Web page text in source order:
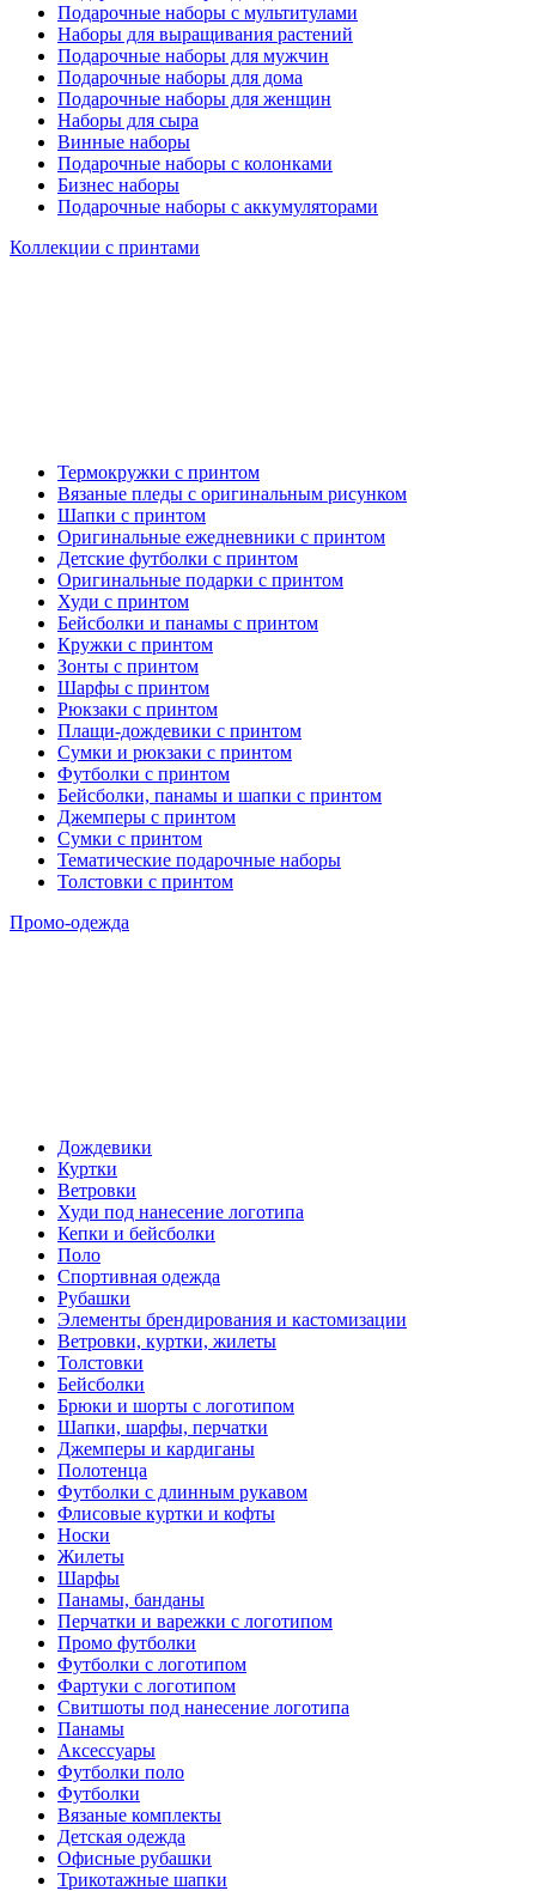
Подарочные наборы с мультитулами
Наборы для выращивания растений
Подарочные наборы для мужчин
Подарочные наборы для дома
Подарочные наборы для женщин
Наборы для сыра
Винные наборы
Подарочные наборы с колонками
Бизнес наборы
Подарочные наборы с аккумуляторами
Коллекции с принтами
Термокружки с принтом
Вязаные пледы с оригинальным рисунком
Шапки с принтом
Оригинальные ежедневники с принтом
Детские футболки с принтом
Оригинальные подарки с принтом
Худи с принтом
Бейсболки и панамы с принтом
Кружки с принтом
Зонты с принтом
Шарфы с принтом
Рюкзаки с принтом
Плащи-дождевики с принтом
Сумки и рюкзаки с принтом
Футболки с принтом
Бейсболки, панамы и шапки с принтом
Джемперы с принтом
Сумки с принтом
Тематические подарочные наборы
Толстовки с принтом
Промо-одежда
Дождевики
Куртки
Ветровки
Худи под нанесение логотипа
Кепки и бейсболки
Поло
Спортивная одежда
Рубашки
Элементы брендирования и кастомизации
Ветровки, куртки, жилеты
Толстовки
Бейсболки
Брюки и шорты с логотипом
Шапки, шарфы, перчатки
Джемперы и кардиганы
Полотенца
Футболки с длинным рукавом
Флисовые куртки и кофты
Носки
Жилеты
Шарфы
Панамы, банданы
Перчатки и варежки с логотипом
Промо футболки
Футболки с логотипом
Фартуки с логотипом
Свитшоты под нанесение логотипа
Панамы
Аксессуары
Футболки поло
Футболки
Вязаные комплекты
Детская одежда
Офисные рубашки
Трикотажные шапки